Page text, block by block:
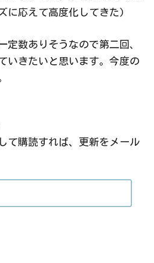
に応えて高度化してきた)
定数ありそうなので第二回、
いきたいと思います。今度の
て購読すれば、更新をメール